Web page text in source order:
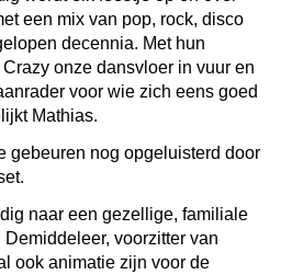
een mix van pop, rock, disco
decennia. Met hun
onze dansvloer in vuur en
voor wie zich eens goed
Mathias.
gebeuren nog opgeluisterd door
naar een gezellige, familiale
voorzitter van
ook animatie zijn voor de